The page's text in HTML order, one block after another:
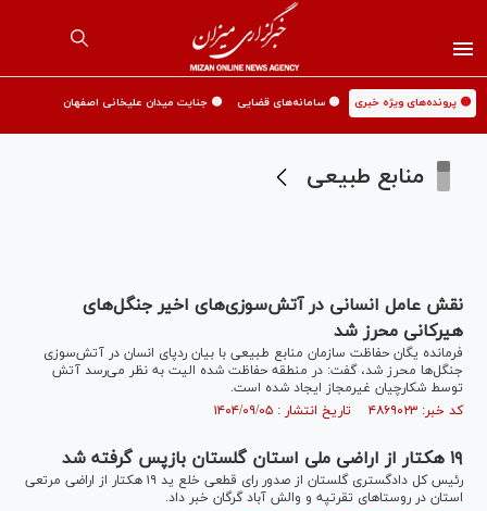
🟡 پرونده‌های ویژه خبری 🟡 سامانه‌های قضایی 🟡 جنایت میدان علیخانی اصفهان
منابع طبیعی
نقش عامل انسانی ‌در آتش‌سوزی‌های اخیر جنگل‌های
هیرکانی محرز شد‌
فرمانده یگان حفاظت سازمان منابع طبیعی با بیان ردپای انسان در آتش‌سوزی
جنگل‌ها محرز شد، گفت: در منطقه حفاظت شده الیت به نظر می‌رسد آتش
توسط شکارچیان غیرمجاز ایجاد شده است.
کد خبر: ۴۸۶۹۰۲۳ تاریخ انتشار : ۱۴۰۴/۰۹/۰۵
۱۹ هکتار از اراضی ملی استان گلستان بازپس گرفته شد
رئیس کل دادگستری گلستان از صدور رای قطعی خلع ید ۱۹ هکتار از اراضی مرتعی
استان در روستا‌های تقرتپه و والش آباد گرگان خبر داد.